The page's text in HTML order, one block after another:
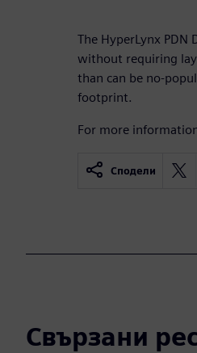
The HyperLynx PDN
without requiring
than can be no-
footprint.
For more
Сподели
Свързани